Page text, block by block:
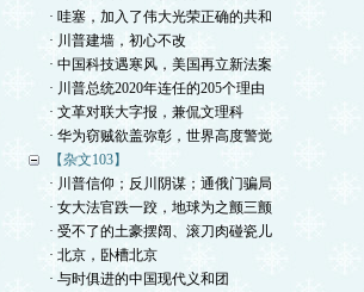
· 哇塞，加入了伟大光荣正确的共和
· 川普建墙，初心不改
· 中国科技遇寒风，美国再立新法案
· 川普总统2020年连任的205个理由
· 文革对联大字报，兼侃文理科
· 华为窃贼欲盖弥彰，世界高度警觉
【杂文103】
· 川普信仰；反川阴谋；通俄门骗局
· 女大法官跌一跤，地球为之颤三颤
· 受不了的土豪摆阔、滚刀肉碰瓷儿
· 北京，卧槽北京
· 与时俱进的中国现代义和团